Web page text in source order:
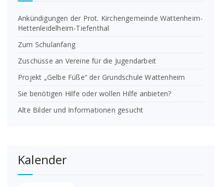
Ankündigungen der Prot. Kirchengemeinde Wattenheim-
Hettenleidelheim-Tiefenthal
Zum Schulanfang
Zuschüsse an Vereine für die Jugendarbeit
Projekt „Gelbe Füße“ der Grundschule Wattenheim
Sie benötigen Hilfe oder wollen Hilfe anbieten?
Alte Bilder und Informationen gesucht
Kalender